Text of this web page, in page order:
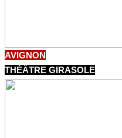
AVIGNON
THÉÂTRE GIRASOLE